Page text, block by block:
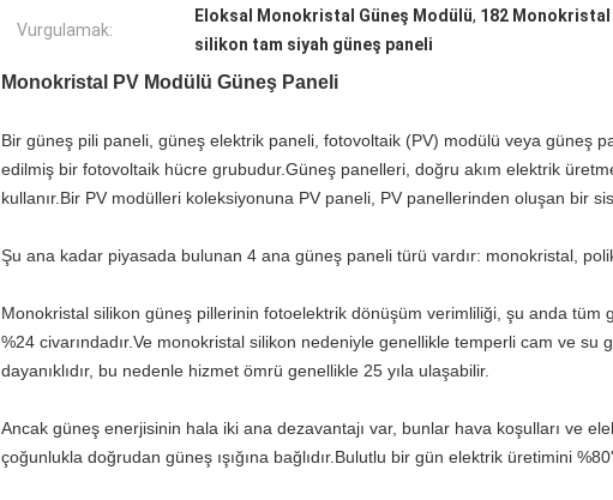
Vurgulamak:
Eloksal Monokristal Güneş Modülü, 182 Monokristal
silikon tam siyah güneş paneli
Monokristal PV Modülü Güneş Paneli
Bir güneş pili paneli, güneş elektrik paneli, fotovoltaik (PV) modülü veya güneş
edilmiş bir fotovoltaik hücre grubudur.Güneş panelleri, doğru akım elektrik
kullanır.Bir PV modülleri koleksiyonuna PV paneli, PV panellerinden oluşan bir
Şu ana kadar piyasada bulunan 4 ana güneş paneli türü vardır: monokristal,
Monokristal silikon güneş pillerinin fotoelektrik dönüşüm verimliliği, şu anda tüm
%24 civarındadır.Ve monokristal silikon nedeniyle genellikle temperli cam ve su
dayanıklıdır, bu nedenle hizmet ömrü genellikle 25 yıla ulaşabilir.
Ancak güneş enerjisinin hala iki ana dezavantajı var, bunlar hava koşulları ve
çoğunlukla doğrudan güneş ışığına bağlıdır.Bulutlu bir gün elektrik üretimini